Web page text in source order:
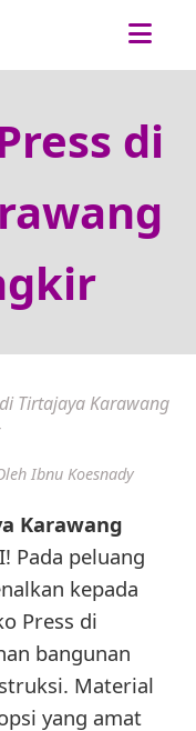
di
Tirtajaya Karawang
Ibnu Koesnady
Karawang
Pada peluang
kepada
Press di
bangunan
Material
yang amat